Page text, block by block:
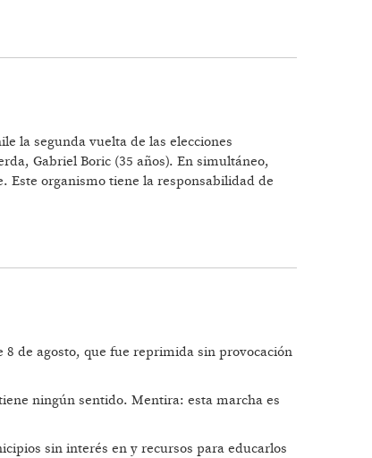
la segunda vuelta de las elecciones
Gabriel Boric (35 años). En simultáneo,
Este organismo tiene la responsabilidad de
de agosto, que fue reprimida sin provocación
ningún sentido. Mentira: esta marcha es
sin interés en y recursos para educarlos